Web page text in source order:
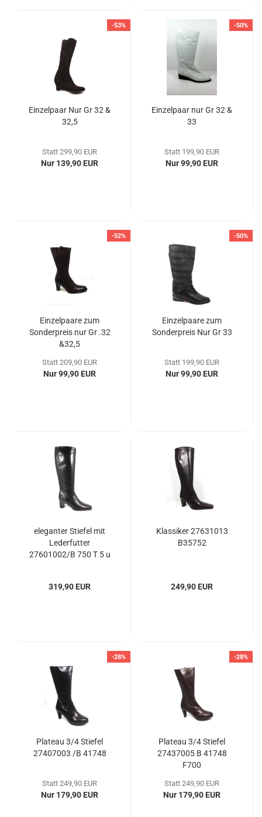
-53%
Einzelpaar Nur Gr 32 &
32,5
Statt 299,90 EUR
Nur 139,90 EUR
-50%
Einzelpaar nur Gr 32 &
33
Statt 199,90 EUR
Nur 99,90 EUR
-52%
Einzelpaare zum
Sonderpreis nur Gr .32
&32,5
Statt 209,90 EUR
Nur 99,90 EUR
-50%
Einzelpaare zum
Sonderpreis Nur Gr 33
Statt 199,90 EUR
Nur 99,90 EUR
eleganter Stiefel mit
Lederfutter
27601002/B 750 T 5 u
319,90 EUR
Klassiker 27631013
B35752
249,90 EUR
-28%
Plateau 3/4 Stiefel
27407003 /B 41748
Statt 249,90 EUR
Nur 179,90 EUR
-28%
Plateau 3/4 Stiefel
27437005 B 41748
F700
Statt 249,90 EUR
Nur 179,90 EUR